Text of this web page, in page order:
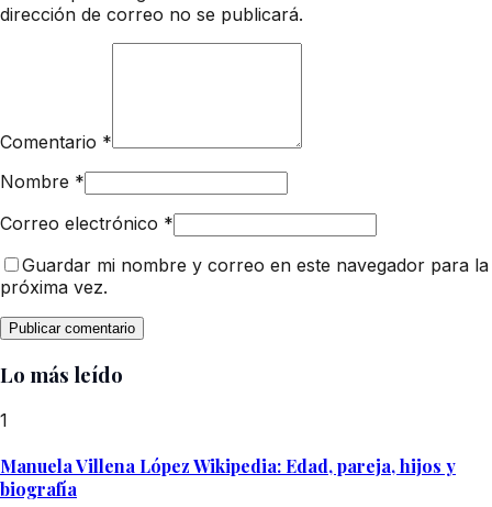
dirección de correo no se publicará.
Comentario *
Nombre *
Correo electrónico *
Guardar mi nombre y correo en este navegador para la
próxima vez.
Lo más leído
1
Manuela Villena López Wikipedia: Edad, pareja, hijos y
biografía